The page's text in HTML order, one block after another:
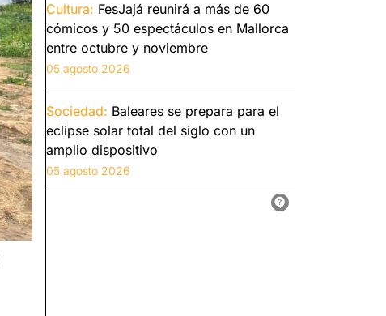
Cultura: FesJajá reunirá a más de 60
cómicos y 50 espectáculos en Mallorca
entre octubre y noviembre
05 agosto 2026
Sociedad: Baleares se prepara para el
eclipse solar total del siglo con un
amplio dispositivo
05 agosto 2026